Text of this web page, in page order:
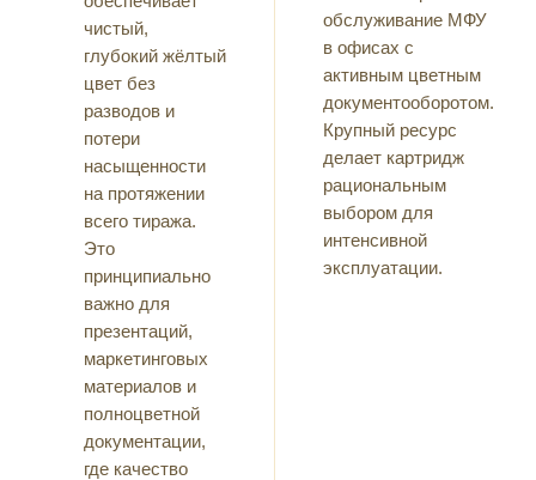
чистый,
глубокий жёлтый
цвет без
разводов и
потери
насыщенности
на протяжении
всего тиража.
Это
принципиально
важно для
презентаций,
маркетинговых
материалов и
полноцветной
документации,
где качество
обслуживание МФУ
в офисах с
активным цветным
документооборотом.
Крупный ресурс
делает картридж
рациональным
выбором для
интенсивной
эксплуатации.